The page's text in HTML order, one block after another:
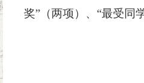
奖”（两项）、“最受同